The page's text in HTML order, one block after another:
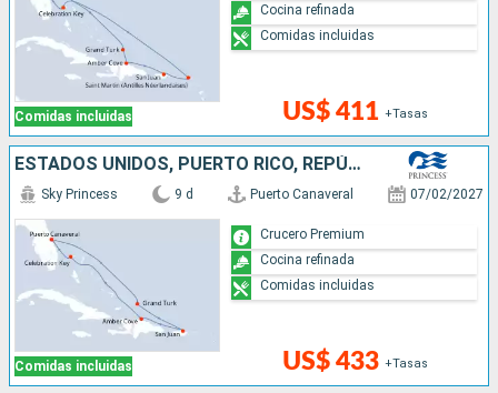
Comidas incluidas US$ 411 +Tasas
Cocina refinada
Comidas incluidas
ESTADOS UNIDOS, PUERTO RICO, REPÚBLICA DOMINICANA, BAHAMAS
Comidas incluidas
Sky Princess 9 d Puerto Canaveral 07/02/2027
US$ 433 +Tasas
Crucero Premium
Cocina refinada
Comidas incluidas